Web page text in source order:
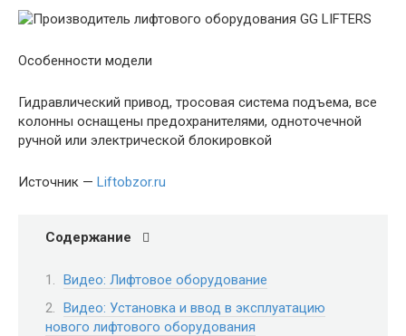
Особенности модели
Гидравлический привод, тросовая система подъема, все
колонны оснащены предохранителями, одноточечной
ручной или электрической блокировкой
Источник — Liftobzor.ru
Содержание
Видео: Лифтовое оборудование
Видео: Установка и ввод в эксплуатацию
нового лифтового оборудования